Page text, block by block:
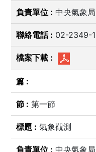
中央氣象局
02-2349-
第一節
氣象觀測
中央氣象局